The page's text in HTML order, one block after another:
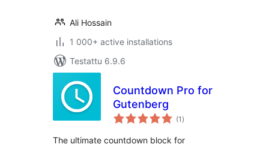
Ali Hossain
1 000+ active installations
Testattu 6.9.6
Countdown Pro for
Gutenberg
(1 arvosanat
yhteensä
)
The ultimate countdown block for